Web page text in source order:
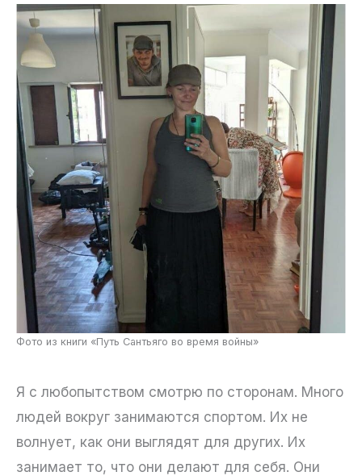
Фото из книги «Путь Сантьяго во время войны»
Я с любопытством смотрю по сторонам. Много
людей вокруг занимаются спортом. Их не
волнует, как они выглядят для других. Их
занимает то, что они делают для себя. Они